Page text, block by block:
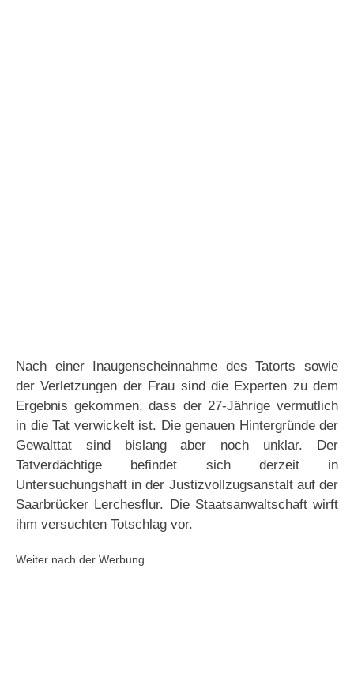
Nach einer Inaugenscheinnahme des Tatorts sowie
der Verletzungen der Frau sind die Experten zu dem
Ergebnis gekommen, dass der 27-Jährige vermutlich
in die Tat verwickelt ist. Die genauen Hintergründe der
Gewalttat sind bislang aber noch unklar. Der
Tatverdächtige befindet sich derzeit in
Untersuchungshaft in der Justizvollzugsanstalt auf der
Saarbrücker Lerchesflur. Die Staatsanwaltschaft wirft
ihm versuchten Totschlag vor.
Weiter nach der Werbung